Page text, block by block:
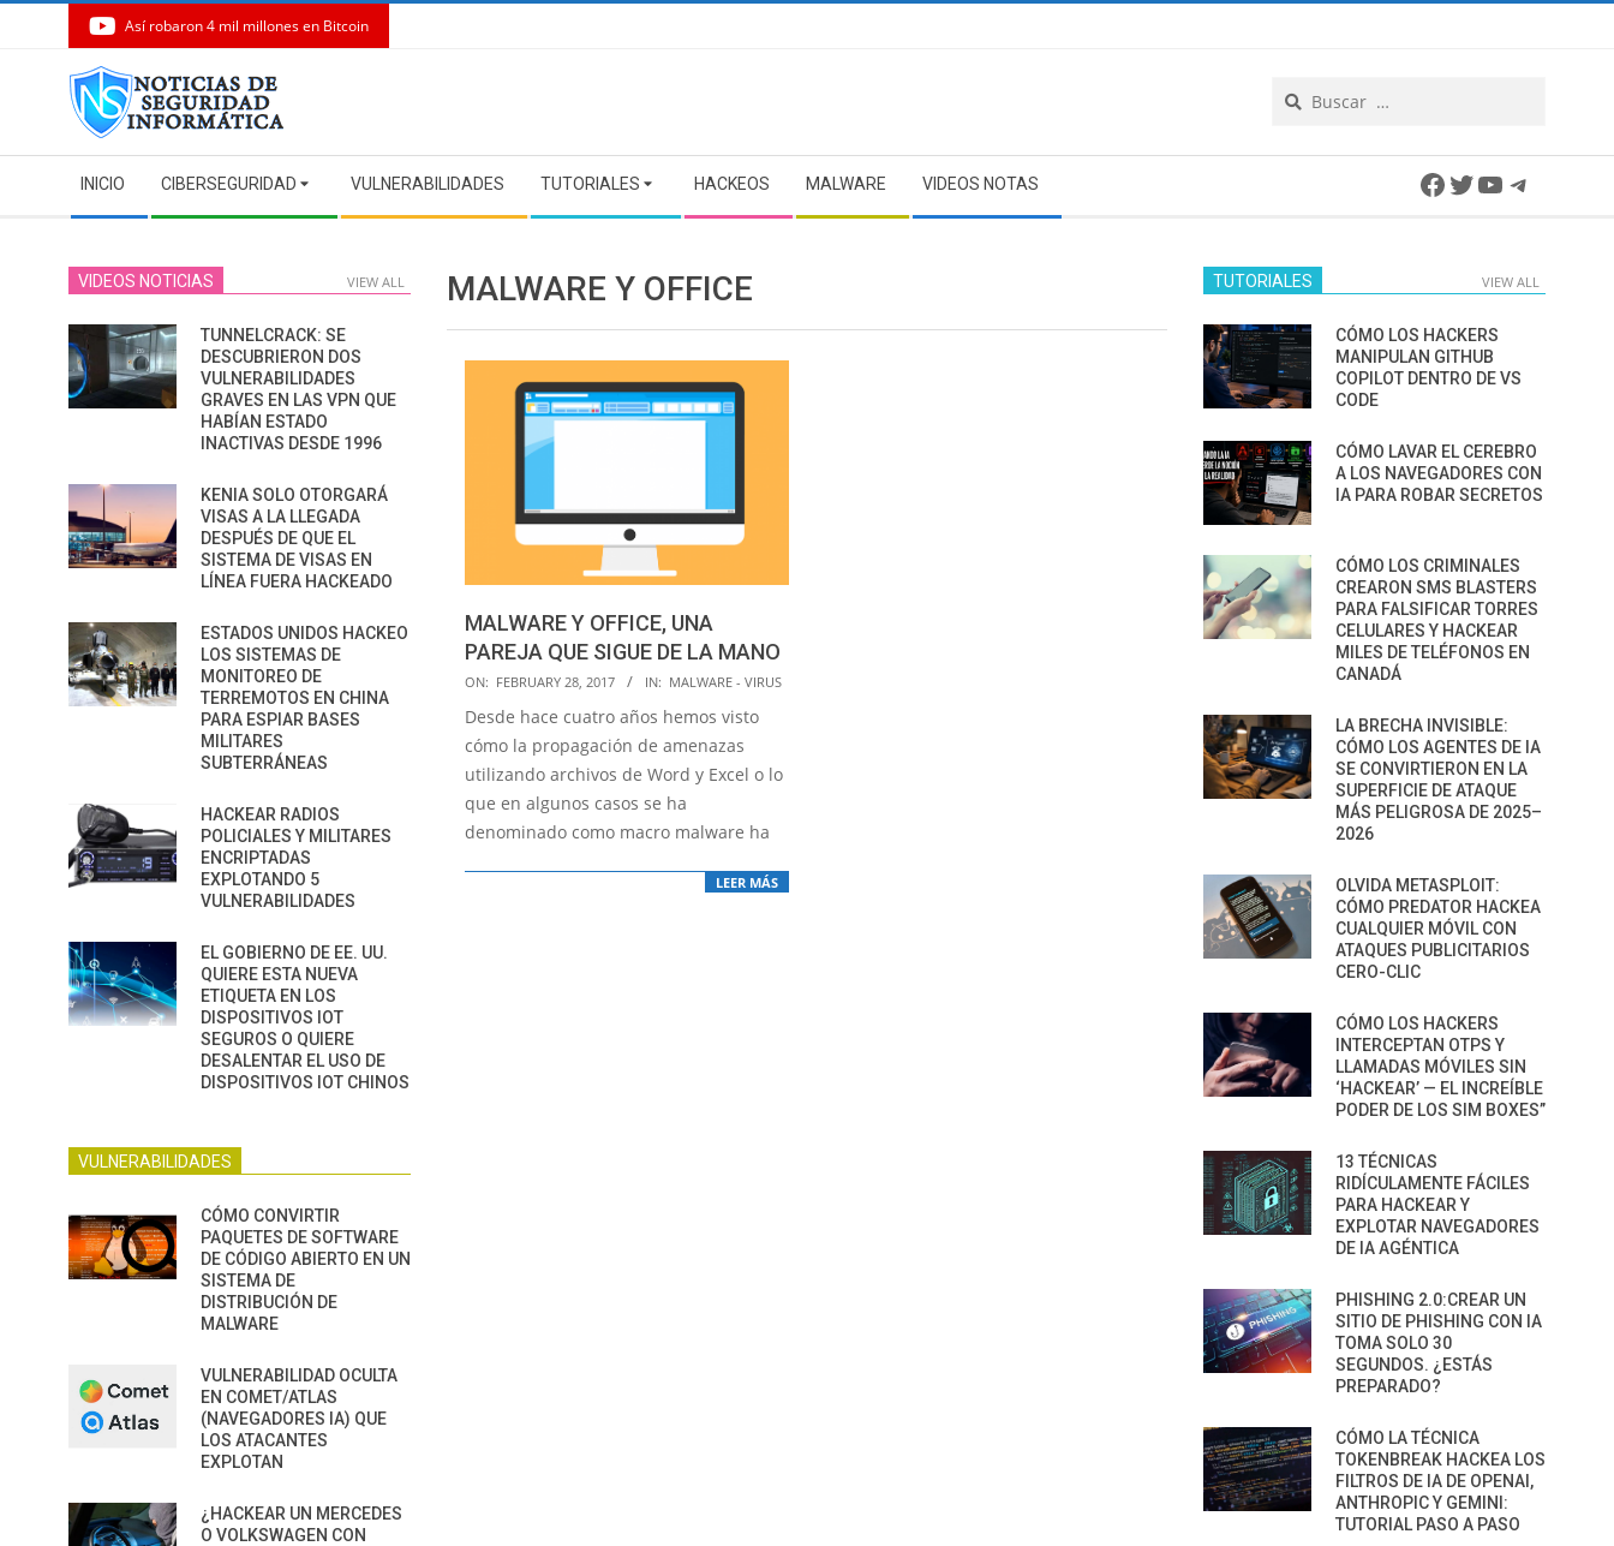
Así robaron 4 mil millones en Bitcoin
Navigation
Menu
INICIO CIBERSEGURIDAD VULNERABILIDADES TUTORIALES HACKEOS MALWARE VIDEOS NOTAS Facebook
Twitter
YouTube
MALWARE Y OFFICE
MALWARE Y OFFICE, UNA
PAREJA QUE SIGUE DE LA MANO
2017-
02-
28
ON: FEBRUARY 28, 2017 IN: MALWARE - VIRUS
Desde hace cuatro años hemos visto
cómo la propagación de amenazas
utilizando archivos de Word y Excel o lo
que en algunos casos se ha
denominado como macro malware ha
LEER MÁS
VIDEOS NOTICIAS VIEW ALL
TUNNELCRACK: SE
DESCUBRIERON DOS
VULNERABILIDADES
GRAVES EN LAS VPN QUE
HABÍAN ESTADO
INACTIVAS DESDE 1996
KENIA SOLO OTORGARÁ
VISAS A LA LLEGADA
DESPUÉS DE QUE EL
SISTEMA DE VISAS EN
LÍNEA FUERA HACKEADO
ESTADOS UNIDOS HACKEO
LOS SISTEMAS DE
MONITOREO DE
TERREMOTOS EN CHINA
PARA ESPIAR BASES
MILITARES
SUBTERRÁNEAS
HACKEAR RADIOS
POLICIALES Y MILITARES
ENCRIPTADAS
EXPLOTANDO 5
VULNERABILIDADES
EL GOBIERNO DE EE. UU.
QUIERE ESTA NUEVA
ETIQUETA EN LOS
DISPOSITIVOS IOT
SEGUROS O QUIERE
DESALENTAR EL USO DE
DISPOSITIVOS IOT CHINOS
VULNERABILIDADES
CÓMO CONVIRTIR
PAQUETES DE SOFTWARE
DE CÓDIGO ABIERTO EN UN
SISTEMA DE
DISTRIBUCIÓN DE
MALWARE
VULNERABILIDAD OCULTA
EN COMET/ATLAS
(NAVEGADORES IA) QUE
LOS ATACANTES
EXPLOTAN
¿HACKEAR UN MERCEDES
O VOLKSWAGEN CON
TUTORIALES VIEW ALL
CÓMO LOS HACKERS
MANIPULAN GITHUB
COPILOT DENTRO DE VS
CODE
CÓMO LAVAR EL CEREBRO
A LOS NAVEGADORES CON
IA PARA ROBAR SECRETOS
CÓMO LOS CRIMINALES
CREARON SMS BLASTERS
PARA FALSIFICAR TORRES
CELULARES Y HACKEAR
MILES DE TELÉFONOS EN
CANADÁ
LA BRECHA INVISIBLE:
CÓMO LOS AGENTES DE IA
SE CONVIRTIERON EN LA
SUPERFICIE DE ATAQUE
MÁS PELIGROSA DE 2025–
2026
OLVIDA METASPLOIT:
CÓMO PREDATOR HACKEA
CUALQUIER MÓVIL CON
ATAQUES PUBLICITARIOS
CERO-CLIC
CÓMO LOS HACKERS
INTERCEPTAN OTPS Y
LLAMADAS MÓVILES SIN
‘HACKEAR’ — EL INCREÍBLE
PODER DE LOS SIM BOXES”
13 TÉCNICAS
RIDÍCULAMENTE FÁCILES
PARA HACKEAR Y
EXPLOTAR NAVEGADORES
DE IA AGÉNTICA
PHISHING 2.0:CREAR UN
SITIO DE PHISHING CON IA
TOMA SOLO 30
SEGUNDOS. ¿ESTÁS
PREPARADO?
CÓMO LA TÉCNICA
TOKENBREAK HACKEA LOS
FILTROS DE IA DE OPENAI,
ANTHROPIC Y GEMINI:
TUTORIAL PASO A PASO